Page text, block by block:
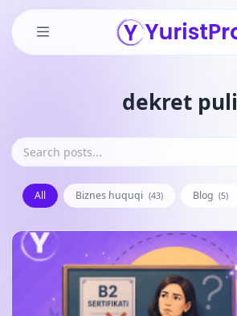
dekret puli
All Biznes huquqi (43) Blog (5)